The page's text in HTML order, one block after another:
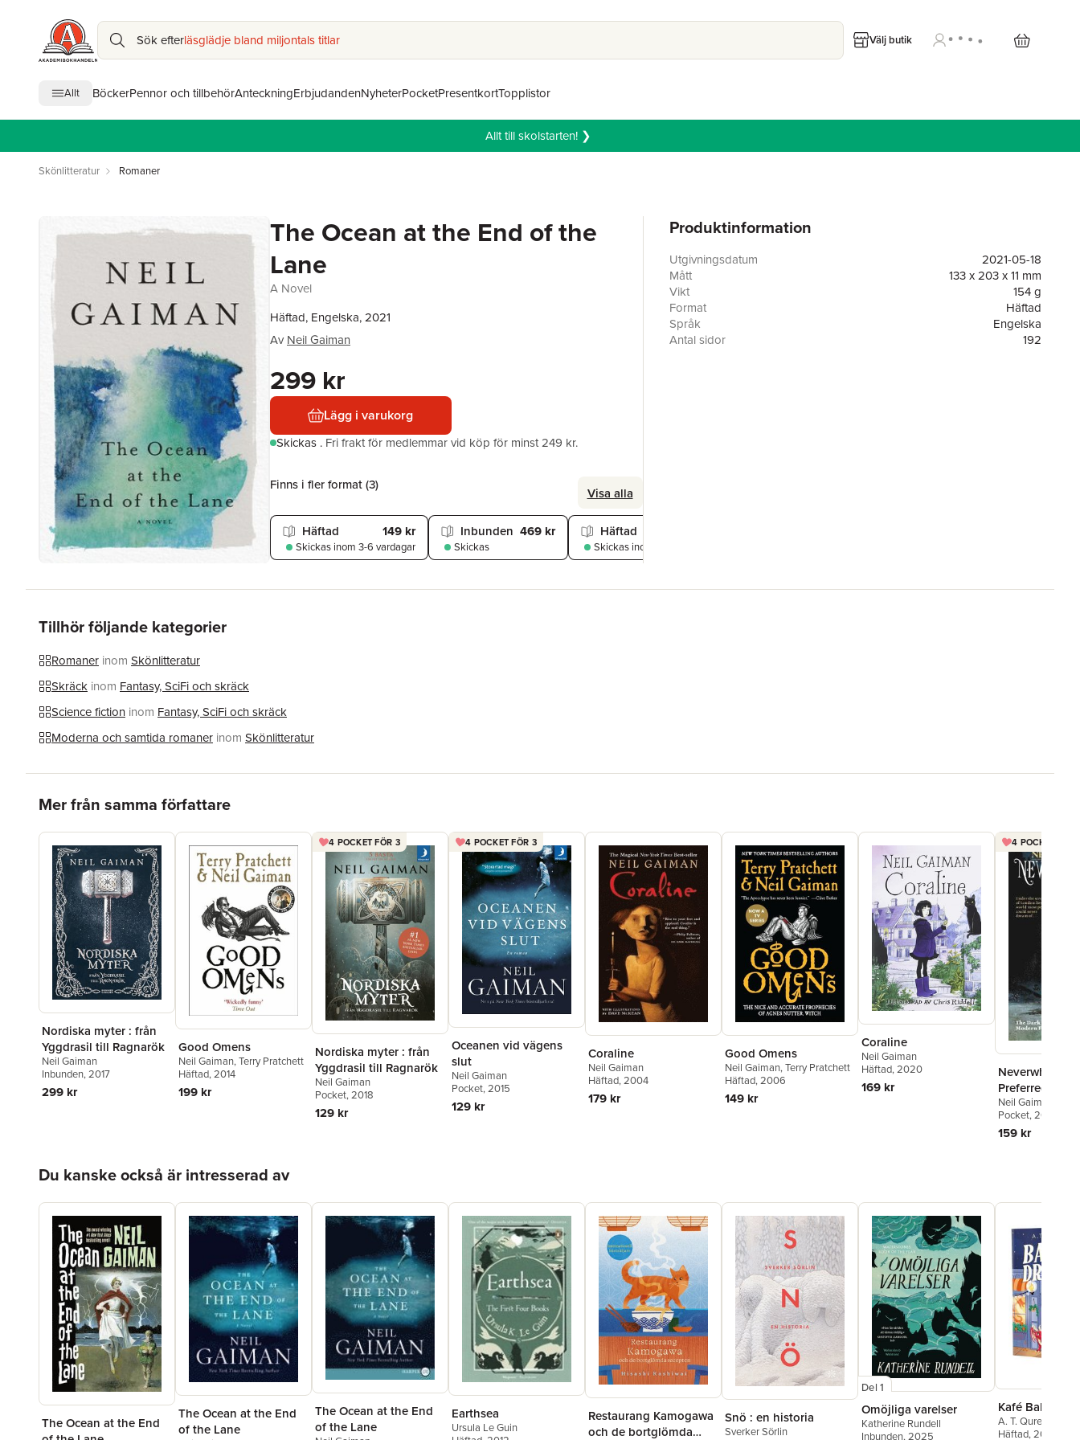
Sök efterläsglädje bland miljontals titlar Välj butik
Allt BöckerPennor och tillbehörAnteckningErbjudandenNyheterPocketPresentkortTopplistor
Allt till skolstarten! ❯
Skönlitteratur Romaner
The Ocean at the End of the
Lane
A Novel
Häftad, Engelska, 2021
Av Neil Gaiman
299 kr
Lägg i varukorg
Skickas . Fri frakt för medlemmar vid köp för minst 249 kr.
Finns i fler format (3) Visa alla
Häftad 149 kr
Skickas inom 3-6 vardagar
Inbunden 469 kr
Skickas
Häftad
Skickas inom 3-6 vardagar
Produktinformation
Utgivningsdatum
2021-05-18
Mått
133 x 203 x 11 mm
Vikt
154 g
Format
Häftad
Språk
Engelska
Antal sidor
192
Tillhör följande kategorier
Romaner inom Skönlitteratur
Skräck inom Fantasy, SciFi och skräck
Science fiction inom Fantasy, SciFi och skräck
Moderna och samtida romaner inom Skönlitteratur
Mer från samma författare
Nordiska myter : från
Yggdrasil till Ragnarök
Neil Gaiman
Inbunden, 2017
299 kr
Good Omens
Neil Gaiman,Terry Pratchett
Häftad, 2014
199 kr
4 POCKET FÖR 3
Nordiska myter : från
Yggdrasil till Ragnarök
Neil Gaiman
Pocket, 2018
129 kr
4 POCKET FÖR 3
Oceanen vid vägens
slut
Neil Gaiman
Pocket, 2015
129 kr
Coraline
Neil Gaiman
Häftad, 2004
179 kr
Good Omens
Neil Gaiman,Terry Pratchett
Häftad, 2006
149 kr
Coraline
Neil Gaiman
Häftad, 2020
169 kr
4 POCKET FÖR
Neverwhere:
Preferred Text
Neil Gaiman
Pocket, 2016
159 kr
Du kanske också är intresserad av
The Ocean at the End
The Ocean at the End
of the Lane
The Ocean at the End
of the Lane
Earthsea
Ursula Le Guin
Restaurang Kamogawa
och de bortglömda
Snö : en historia
Sverker Sörlin
Del 1
Omöjliga varelser
Katherine Rundell
Inbunden, 2025
Kafé Baby
A. T. Qureshi
Häftad, 2025